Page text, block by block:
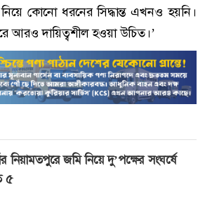
কোনো ধরনের সিদ্ধান্ত এখনও হয়নি।
আরও দায়িত্বশীল হওয়া উচিত।’
নিয়ামতপুরে জমি নিয়ে দু’পক্ষের সংঘর্ষে
৫